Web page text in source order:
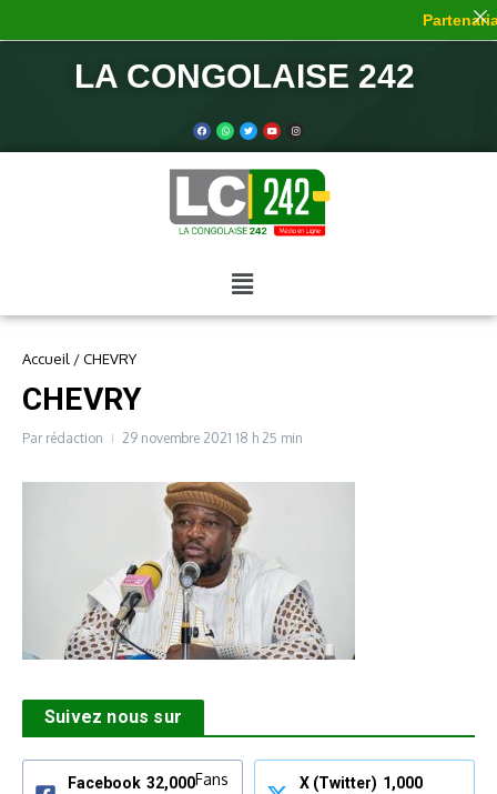
LA CONGOLAISE 242
Accueil /CHEVRY
CHEVRY
Par rédaction 29 novembre 2021 18 h 25 min
Suivez nous sur
Facebook 32,000Fans
X (Twitter) 1,000